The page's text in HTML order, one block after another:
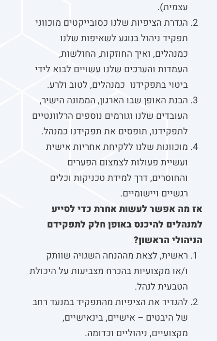
עצמית).
הגדרת הציפיות שלנו כסובייקטים מוכווני
תפקיד ניהול בנוגע לשאיפות שלנו
כמנהלים, ואיך החוזקות, החולשות,
העמדות והערכים שלנו עשויים לבוא לידי
ביטוי בתפקידנו כמנהלים, לטוב ולרע.
הבנת האופן שבו הארגון, הממונה הישיר,
העובדים שלנו וגורמים נוספים הרלוונטיים
לתפקידנו, תופסים את תפקידנו כמנהל.
מוכוונות שלנו ללקיחת אחריות אישית
ועשיית פעולות לצמצום הפערים
והחוסרים, דרך למידת טכניקות וכלים
רגשיים ויישומיים.
אז מה אפשר לעשות אחרת כדי לסייע
למנהלים להיכנס באופן חלק לתפקידם
הניהולי הראשון?
ראשית, לצאת מההנחה השגויה שוותק
ו/או מקצועיות בהכרח מצביעות על היכולת
הטבעית לנהל.
להגדיר את הציפיות מהתפקיד במנעד רחב
של היבטים – אישיים, בינאישיים,
מקצועיים, ניהוליים וכדומה.